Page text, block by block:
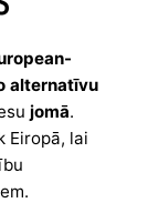
alternatīvu
jomā.
Eiropā, lai